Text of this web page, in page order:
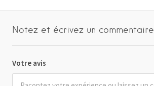
Notez et écrivez un commentaire
Votre avis